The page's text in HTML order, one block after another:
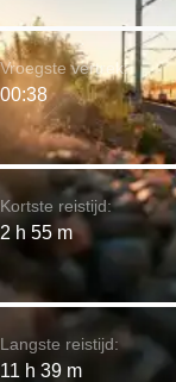
Kortste reistijd:
2 h 55 m
Vroegste vertrek:
00:38
Langste reistijd:
11 h 39 m